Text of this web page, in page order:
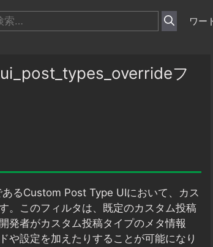
ワー
フ
るCustom Post Type UIにおいて、カス
。このフィルタは、既定のカスタム投稿
発者がカスタム投稿タイプのメタ情報
や設定を加えたりすることが可能になり